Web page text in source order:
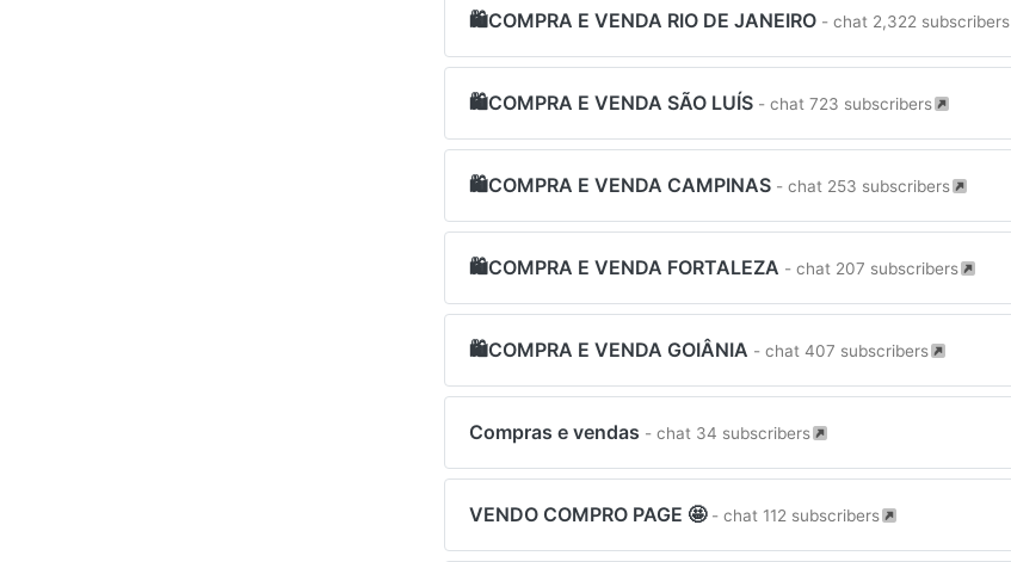
🛍COMPRA E VENDA RIO DE JANEIRO - chat 2,322 subscribers
🛍COMPRA E VENDA SÃO LUÍS - chat 723 subscribers
🛍COMPRA E VENDA CAMPINAS - chat 253 subscribers
🛍COMPRA E VENDA FORTALEZA - chat 207 subscribers
🛍COMPRA E VENDA GOIÂNIA - chat 407 subscribers
Compras e vendas - chat 34 subscribers
VENDO COMPRO PAGE 🤩 - chat 112 subscribers